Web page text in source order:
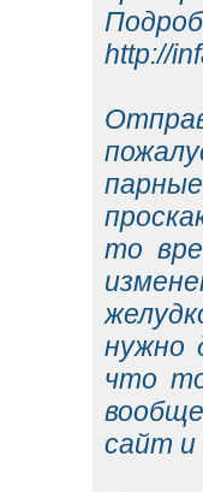
http://
то
нужно
что
сайт